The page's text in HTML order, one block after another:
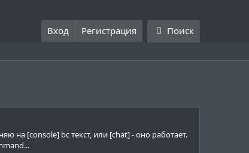
Вход Регистрация Поиск
на [console] bc текст, или [chat] - оно работает.